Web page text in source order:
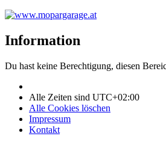
Information
Du hast keine Berechtigung, diesen
Alle Zeiten sind UTC+02:00
Alle Cookies löschen
Impressum
Kontakt